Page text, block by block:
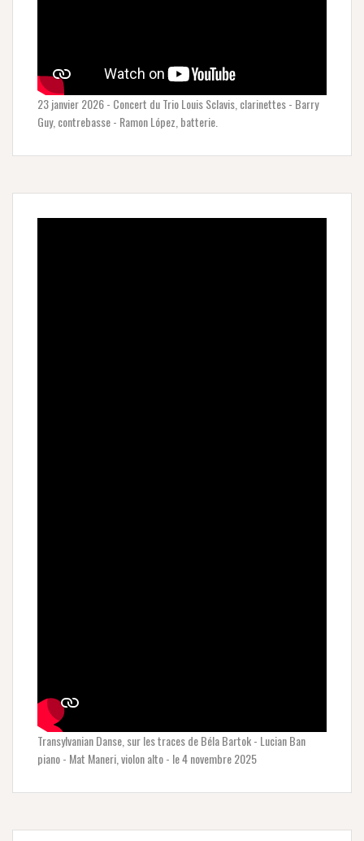
23 janvier 2026 - Concert du Trio Louis Sclavis, clarinettes - Barry
Guy, contrebasse - Ramon López, batterie.
Transylvanian Danse, sur les traces de Béla Bartok - Lucian Ban
piano - Mat Maneri, violon alto - le 4 novembre 2025